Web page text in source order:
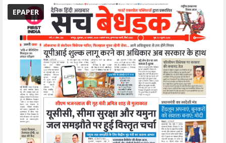
EPAPER